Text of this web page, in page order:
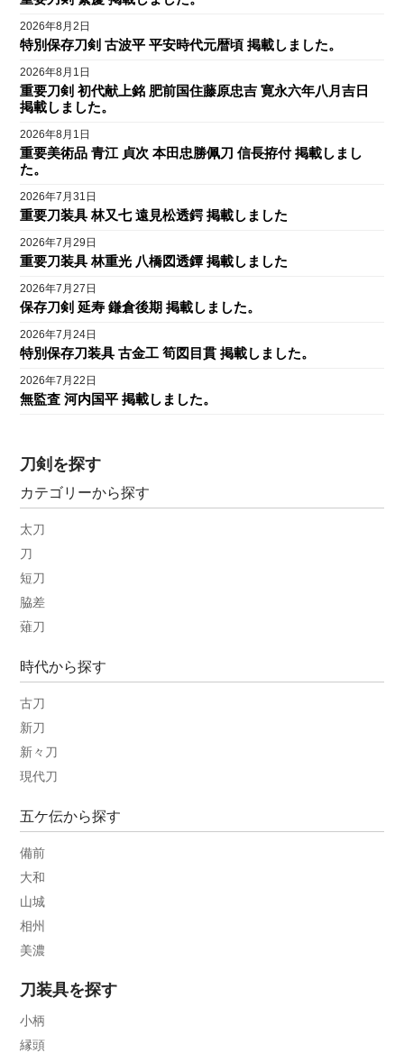
2026年8月2日
特別保存刀剣 古波平 平安時代元暦頃 掲載しました。
2026年8月1日
重要刀剣 初代献上銘 肥前国住藤原忠吉 寛永六年八月吉日
掲載しました。
2026年8月1日
重要美術品 青江 貞次 本田忠勝佩刀 信長拵付 掲載しまし
た。
2026年7月31日
重要刀装具 林又七 遠見松透鍔 掲載しました
2026年7月29日
重要刀装具 林重光 八橋図透鐔 掲載しました
2026年7月27日
保存刀剣 延寿 鎌倉後期 掲載しました。
2026年7月24日
特別保存刀装具 古金工 筍図目貫 掲載しました。
2026年7月22日
無監査 河内国平 掲載しました。
刀剣を探す
カテゴリーから探す
太刀
刀
短刀
脇差
薙刀
時代から探す
古刀
新刀
新々刀
現代刀
五ケ伝から探す
備前
大和
山城
相州
美濃
刀装具を探す
小柄
縁頭